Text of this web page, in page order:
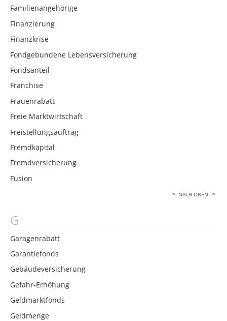
Familienangehörige
Finanzierung
Finanzkrise
Fondgebundene Lebensversicherung
Fondsanteil
Franchise
Frauenrabatt
Freie Marktwirtschaft
Freistellungsauftrag
Fremdkapital
Fremdversicherung
Fusion
NACH OBEN
G
Garagenrabatt
Garantiefonds
Gebäudeversicherung
Gefahr-Erhöhung
Geldmarktfonds
Geldmenge